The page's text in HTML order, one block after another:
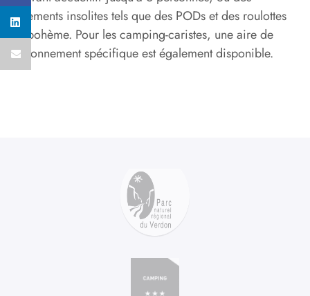
logements insolites tels que des PODs et des roulottes
de bohème. Pour les camping-caristes, une aire de
stationnement spécifique est également disponible.